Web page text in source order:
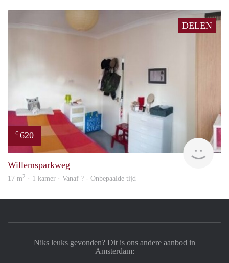
DELEN
€ 620
Willemsparkweg
17 m2 · 1 kamer · Vanaf ? - Onbepaalde tijd
Niks leuks gevonden? Dit is ons andere aanbod in
Amsterdam: